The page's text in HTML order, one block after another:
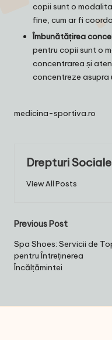
copii sunt o
fine, cum ar fi
Îmbunătățirea
pentru copii sunt o
concentrarea și
concentreze asupra
medicina-sportiva.ro
Drepturi Sociale
View All Posts
Post
navigation
Previous Post
Spa Shoes: Servicii de
pentru Întreținerea
Încălțămintei